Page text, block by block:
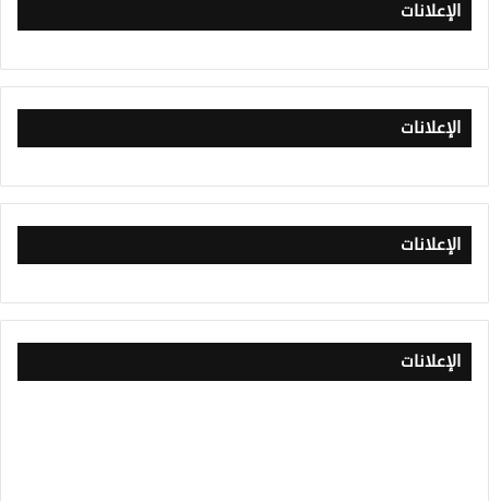
الإعلانات
الإعلانات
الإعلانات
الإعلانات